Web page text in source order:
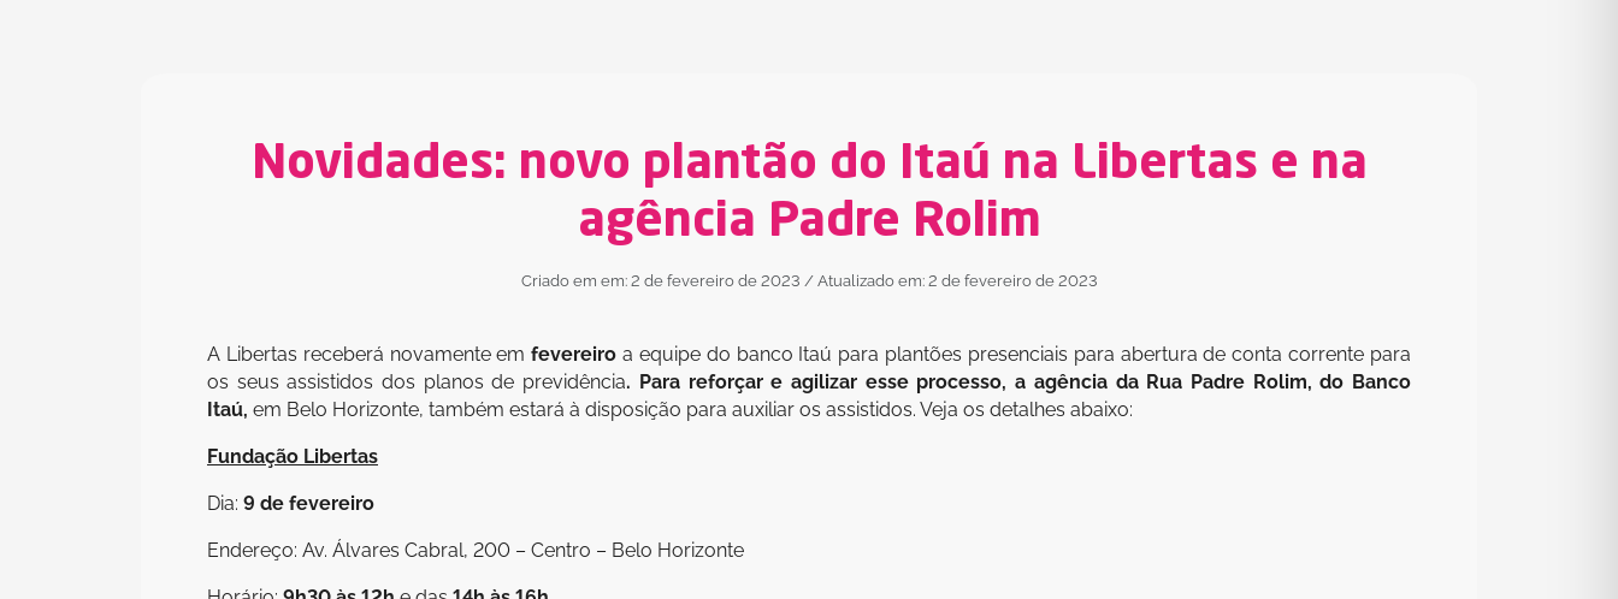
Novidades: novo plantão do Itaú na Libertas e na
agência Padre Rolim
Criado em em: 2 de fevereiro de 2023 / Atualizado em: 2 de fevereiro de 2023
A Libertas receberá novamente em fevereiroa equipe do banco Itaú para plantões presenciais para abertura de conta corrente para
os seus assistidos dos planos de previdência. Para reforçar e agilizar esse processo, a agência da Rua Padre Rolim, do Banco
Itaú, em Belo Horizonte, também estará à disposição para auxiliar os assistidos. Veja os detalhes abaixo:
Fundação Libertas
Dia: 9 de fevereiro
Endereço: Av. Álvares Cabral, 200 – Centro – Belo Horizonte